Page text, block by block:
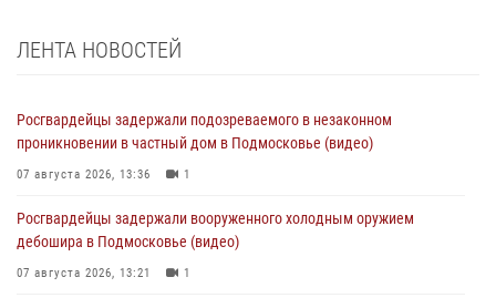
ЛЕНТА НОВОСТЕЙ
Росгвардейцы задержали подозреваемого в незаконном
проникновении в частный дом в Подмосковье (видео)
07 августа 2026, 13:36 1
Росгвардейцы задержали вооруженного холодным оружием
дебошира в Подмосковье (видео)
07 августа 2026, 13:21 1